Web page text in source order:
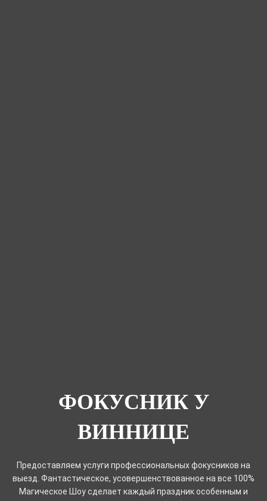
ФОКУСНИК У
ВИННИЦЕ
Предоставляем услуги профессиональных фокусников на
выезд. Фантастическое, усовершенствованное на все 100%
Магическое Шоу сделает каждый праздник особенным и